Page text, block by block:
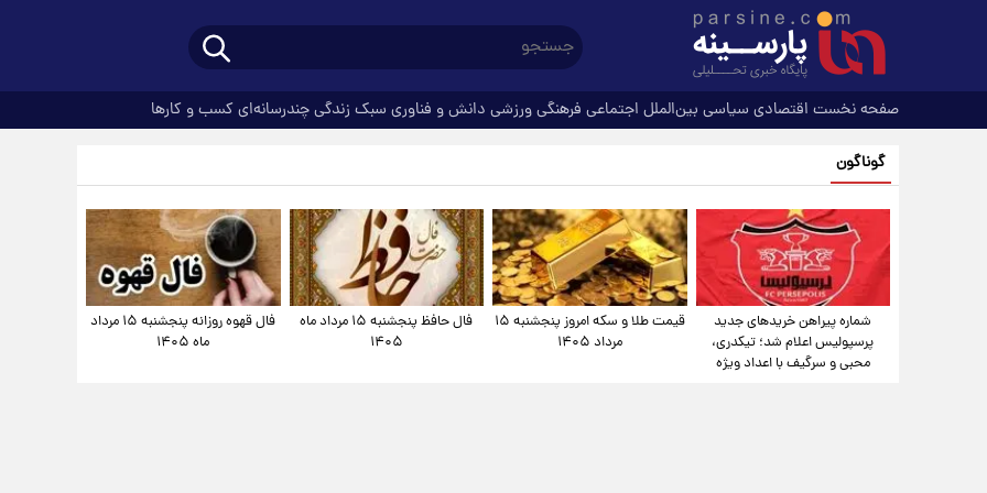
صفحه نخست اقتصادی سیاسی بین‌الملل اجتماعی فرهنگیورزشی دانش و فناوری سبک زندگیچندرسانه‌ای کسب و کارها
گوناگون
شماره پیراهن خریدهای جدید
پرسپولیس اعلام شد؛ تیکدری،
محبی و سرگیف با اعداد ویژه
قیمت طلا و سکه امروز پنجشنبه ۱۵
مرداد ۱۴۰۵
فال حافظ پنجشنبه ۱۵ مرداد ماه
۱۴۰۵
فال قهوه روزانه پنجشنبه ۱۵ مرداد
ماه ۱۴۰۵